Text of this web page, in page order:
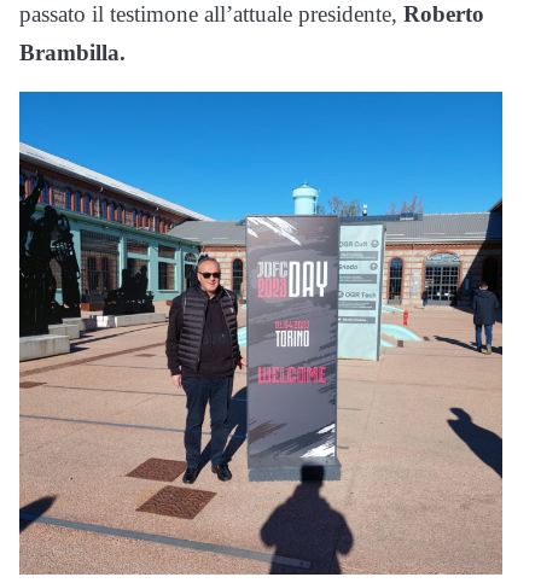
passato il testimone all’attuale presidente, Roberto
Brambilla.